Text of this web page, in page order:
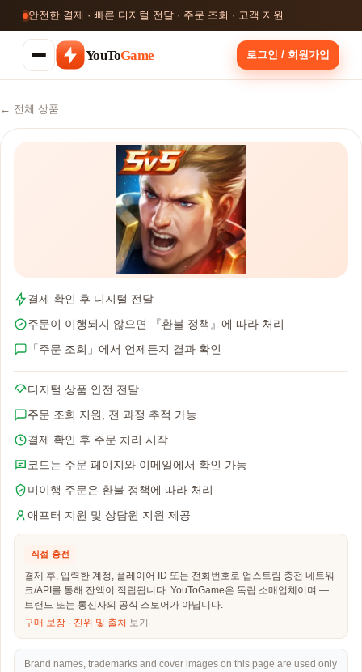
안전한 결제 · 빠른 디지털 전달 · 주문 조회 · 고객 지원
YouToGame 로그인 / 회원가입
← 전체 상품
결제 확인 후 디지털 전달
주문이 이행되지 않으면 『환불 정책』에 따라 처리
「주문 조회」에서 언제든지 결과 확인
디지털 상품 안전 전달
주문 조회 지원, 전 과정 추적 가능
결제 확인 후 주문 처리 시작
코드는 주문 페이지와 이메일에서 확인 가능
미이행 주문은 환불 정책에 따라 처리
애프터 지원 및 상담원 지원 제공
직접 충전
결제 후, 입력한 계정, 플레이어 ID 또는 전화번호로 업스트림 충전 네트워
크/API를 통해 잔액이 적립됩니다. YouToGame은 독립 소매업체이며 —
브랜드 또는 통신사의 공식 스토어가 아닙니다.
구매 보장 · 진위 및 출처 보기
Brand names, trademarks and cover images on this page are used only